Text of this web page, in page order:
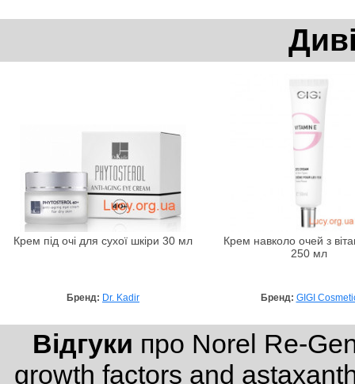
Крем під очі для сухої шкіри 30 мл
Бренд: Dr. Kadir
Крем навколо очей з
250 мл
Бренд: GIGI
Відгуки про Norel Re-
growth factors and